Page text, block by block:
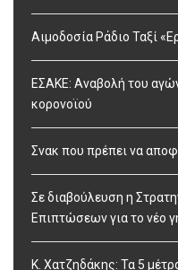
Αιμοδοσία Ράδιο Ταξί
ΕΣΑΚΕ: Αναβολή του
κορονοϊού
Σνακ που πρέπει να
Σε διαβούλευση η
Επιπτώσεων για το νέο
Κ. Χατζηδάκης: Τα 5